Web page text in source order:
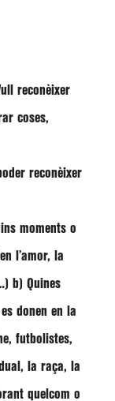
reconèixer
coses,
reconèixer
moments o
l’amor, la
b) Quines
donen en la
futbolistes,
la raça, la
quelcom o